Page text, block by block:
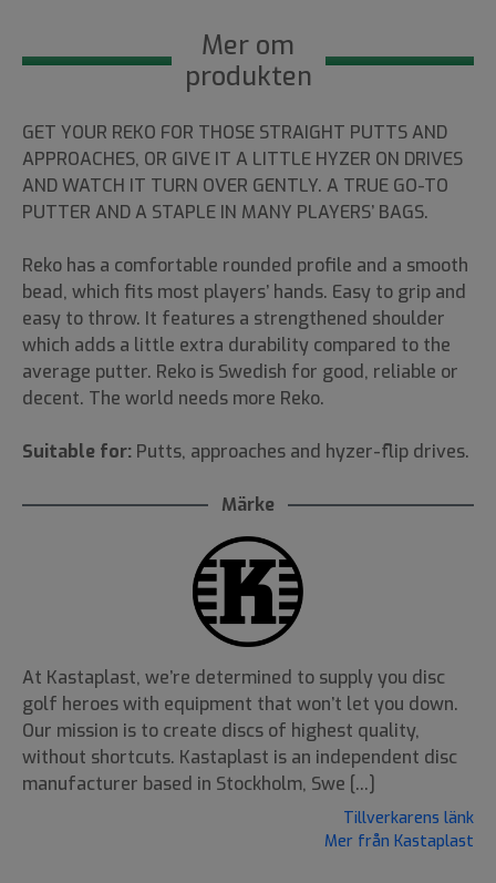
Mer om
produkten
GET YOUR REKO FOR THOSE STRAIGHT PUTTS AND
APPROACHES, OR GIVE IT A LITTLE HYZER ON DRIVES
AND WATCH IT TURN OVER GENTLY. A TRUE GO-TO
PUTTER AND A STAPLE IN MANY PLAYERS’ BAGS.
Reko has a comfortable rounded profile and a smooth
bead, which fits most players’ hands. Easy to grip and
easy to throw. It features a strengthened shoulder
which adds a little extra durability compared to the
average putter. Reko is Swedish for good, reliable or
decent. The world needs more Reko.
Suitable for: Putts, approaches and hyzer-flip drives.
Märke
At Kastaplast, we’re determined to supply you disc
golf heroes with equipment that won’t let you down.
Our mission is to create discs of highest quality,
without shortcuts. Kastaplast is an independent disc
manufacturer based in Stockholm, Swe [...]
Tillverkarens länk
Mer från Kastaplast